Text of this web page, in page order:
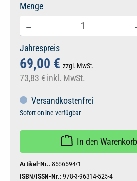
Menge
Jahrespreis
69,00 € zzgl. MwSt.
73,83 € inkl. MwSt.
Versandkostenfrei
Sofort online verfügbar
In den Warenkorb
Artikel-Nr.: 8556594/1
ISBN/ISSN-Nr.: 978-3-96314-525-4